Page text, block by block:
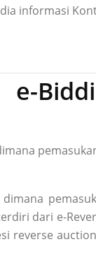
informasi
e-
dari e-
reverse